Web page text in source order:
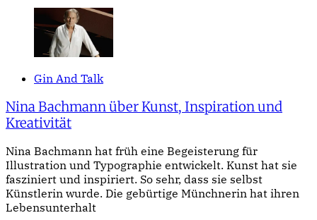
Gin And Talk
Nina Bachmann über Kunst, Inspiration und
Kreativität
Nina Bachmann hat früh eine Begeisterung für
Illustration und Typographie entwickelt. Kunst hat sie
fasziniert und inspiriert. So sehr, dass sie selbst
Künstlerin wurde. Die gebürtige Münchnerin hat ihren
Lebensunterhalt